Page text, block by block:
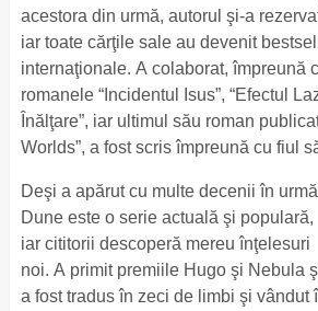
acestora din urmă, autorul şi-a
iar toate cărţile sale au devenit
internaţionale. A colaborat, împreună
romanele “Incidentul Isus”, “Efectul
Înălţare”, iar ultimul său roman
Worlds”, a fost scris împreună cu fiul
Deşi a apărut cu multe decenii în
Dune este o serie actuală şi populară,
iar cititorii descoperă mereu înţelesuri
noi. A primit premiile Hugo şi Nebula
a fost tradus în zeci de limbi şi vândut